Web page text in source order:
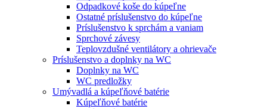
Odpadkové koše do kúpeľne
Ostatné príslušenstvo do kúpeľne
Príslušenstvo k sprchám a vaniam
Sprchové závesy
Teplovzdušné ventilátory a ohrievače
Príslušenstvo a doplnky na WC
Doplnky na WC
WC predložky
Umývadlá a kúpeľňové batérie
Kúpeľňové batérie